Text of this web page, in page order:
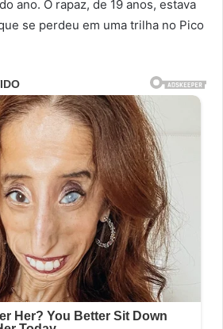
ano. O rapaz, de 19 anos, estava
se perdeu em uma trilha no Pico